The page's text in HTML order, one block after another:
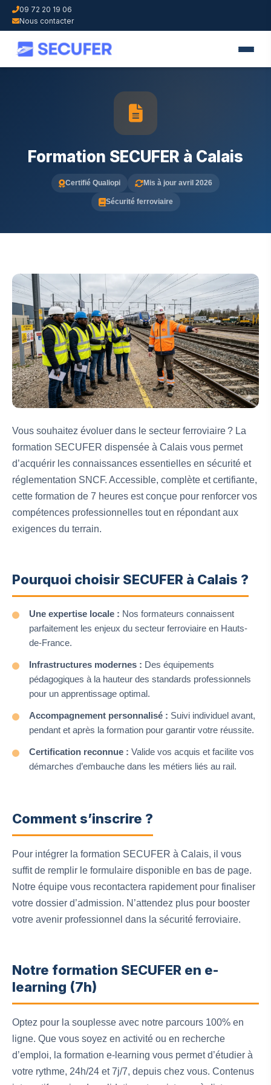
09 72 20 19 06
Nous contacter
Formation SECUFER à Calais
Certifié Qualiopi Mis à jour avril 2026
Sécurité ferroviaire
Vous souhaitez évoluer dans le secteur ferroviaire ? La
formation SECUFER dispensée à Calais vous permet
d’acquérir les connaissances essentielles en sécurité et
réglementation SNCF. Accessible, complète et certifiante,
cette formation de 7 heures est conçue pour renforcer vos
compétences professionnelles tout en répondant aux
exigences du terrain.
Pourquoi choisir SECUFER à Calais ?
Une expertise locale : Nos formateurs connaissent
parfaitement les enjeux du secteur ferroviaire en Hauts-
de-France.
Infrastructures modernes : Des équipements
pédagogiques à la hauteur des standards professionnels
pour un apprentissage optimal.
Accompagnement personnalisé : Suivi individuel avant,
pendant et après la formation pour garantir votre réussite.
Certification reconnue : Valide vos acquis et facilite vos
démarches d’embauche dans les métiers liés au rail.
Comment s’inscrire ?
Pour intégrer la formation SECUFER à Calais, il vous
suffit de remplir le formulaire disponible en bas de page.
Notre équipe vous recontactera rapidement pour finaliser
votre dossier d’admission. N’attendez plus pour booster
votre avenir professionnel dans la sécurité ferroviaire.
Notre formation SECUFER en e-
learning (7h)
Optez pour la souplesse avec notre parcours 100% en
ligne. Que vous soyez en activité ou en recherche
d’emploi, la formation e-learning vous permet d’étudier à
votre rythme, 24h/24 et 7j/7, depuis chez vous. Contenus